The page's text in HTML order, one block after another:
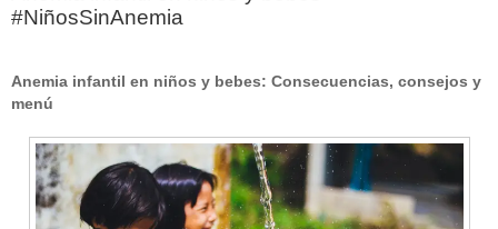
#NiñosSinAnemia
Anemia infantil en niños y bebes: Consecuencias, consejos y
menú